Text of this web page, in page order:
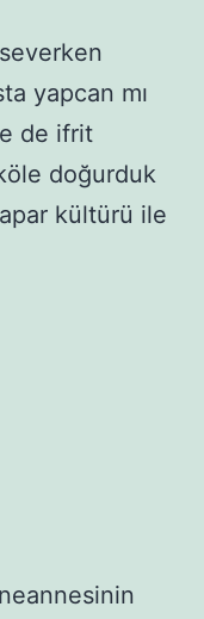
yapcan mı
de ifrit
doğurduk
kültürü ile